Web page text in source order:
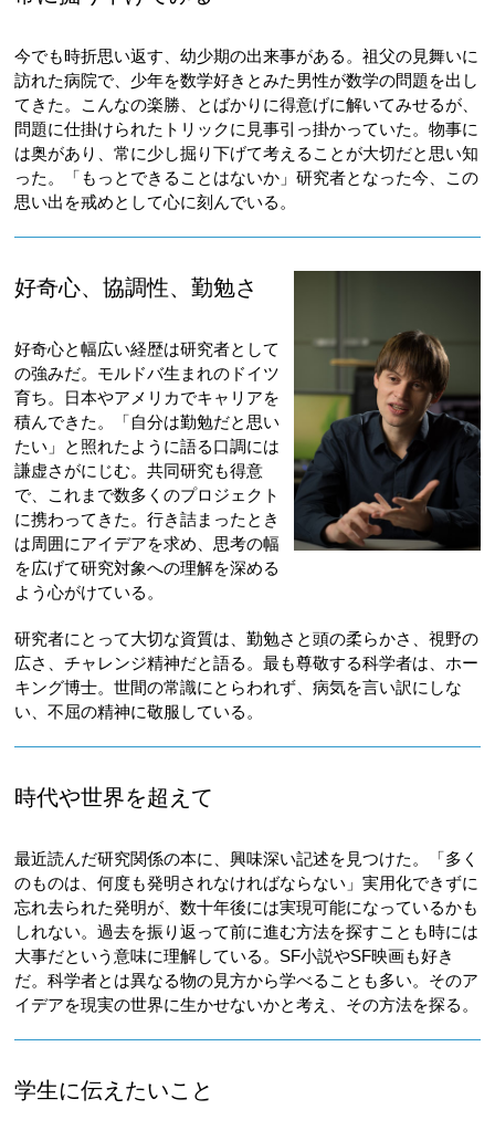
今でも時折思い返す、幼少期の出来事がある。祖父の見舞いに
訪れた病院で、少年を数学好きとみた男性が数学の問題を出し
てきた。こんなの楽勝、とばかりに得意げに解いてみせるが、
問題に仕掛けられたトリックに見事引っ掛かっていた。物事に
は奥があり、常に少し掘り下げて考えることが大切だと思い知
った。「もっとできることはないか」研究者となった今、この
思い出を戒めとして心に刻んでいる。
好奇心、協調性、勤勉さ
好奇心と幅広い経歴は研究者として
の強みだ。モルドバ生まれのドイツ
育ち。日本やアメリカでキャリアを
積んできた。「自分は勤勉だと思い
たい」と照れたように語る口調には
謙虚さがにじむ。共同研究も得意
で、これまで数多くのプロジェクト
に携わってきた。行き詰まったとき
は周囲にアイデアを求め、思考の幅
を広げて研究対象への理解を深める
よう心がけている。
研究者にとって大切な資質は、勤勉さと頭の柔らかさ、視野の
広さ、チャレンジ精神だと語る。最も尊敬する科学者は、ホー
キング博士。世間の常識にとらわれず、病気を言い訳にしな
い、不屈の精神に敬服している。
時代や世界を超えて
最近読んだ研究関係の本に、興味深い記述を見つけた。「多く
のものは、何度も発明されなければならない」実用化できずに
忘れ去られた発明が、数十年後には実現可能になっているかも
しれない。過去を振り返って前に進む方法を探すことも時には
大事だという意味に理解している。SF小説やSF映画も好き
だ。科学者とは異なる物の見方から学べることも多い。そのア
イデアを現実の世界に生かせないかと考え、その方法を探る。
学生に伝えたいこと